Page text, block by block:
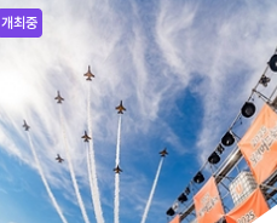
개최중